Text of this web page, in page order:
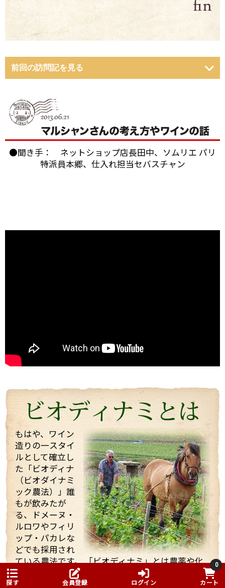
前回の訪問記を見る
ワイン醸造に対する自身のフィロソフィ（哲学）を強
く持った志の高い醸造家でした。
今回は、他のお客様もいらっしゃりとても忙しい中私
くれました。 途中で「もう大丈夫ですよ・・・」と言
っても、「これを飲んでくれ」と、どんどんいろいろ
なワインを持ってきてくれてワインや畑や自分の考え
などたくさん話していただきました！
そんな訪問の様子を一部まとめしたのでご覧くださ
い。 また動画も撮影したものをほんの少しまとめまし
たのでご一緒にどうぞ。 少しでもマルシャンの熱い思
いが伝わればいいなと思っています。
まず、着いて初めにマルシャンのヴィラージュクラス
の傑作ともいうべき、ワンランク上のブルゴーニュ・
ルージュ、「キュヴェ・アヴァロン」。
●聞き手： ネットショップ店長田中、ソムリエ パリ
特派員本郷、仕入れ担当セバスチャン
もはや、ワイン
造りの一スタイ
ルとして確立し
た「ビオディナ
（ビオダイナミ
ック農法）」誰
もが飲みたが
る、ドメーヌ・
ルロワやフィリ
ップ・パカレな
どでも採用され
ている農法です。 「ビオディナミ」とは農薬や化
学肥料を使用しない農法ですが、一般的に無農薬
といわれる農法とはかなり異なります。
探す 会員登録 ログイン
0
カート